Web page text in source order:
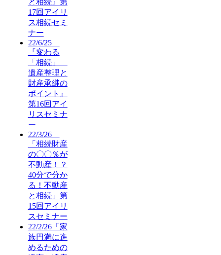
と相続』第
17回アイリ
ス相続セミ
ナー
22/6/25
『変わる
「相続」
遺産整理と
財産承継の
ポイント』
第16回アイ
リスセミナ
ー
22/3/26
「相続財産
の〇〇％が
不動産！？
40分で分か
る！不動産
と相続」第
15回アイリ
スセミナー
22/2/26「家
族円満に進
めるための